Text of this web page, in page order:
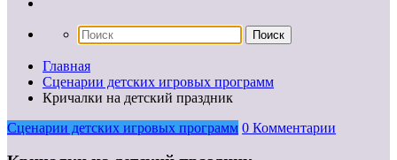
Главная
Сценарии детских игровых программ
Кричалки на детский праздник
Сценарии детских игровых программ 0 Комментарии